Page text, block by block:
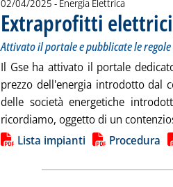
02/04/2025 - Energia Elettrica
Extraprofitti
Attivato il portale e pubblicate le
Il Gse ha attivato il portale
prezzo dell'energia introdotto dal
delle società energetiche
ricordiamo, oggetto di un
Lista allegati PDF alla
Lista impianti Procedura